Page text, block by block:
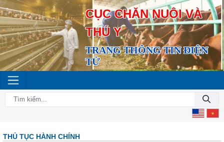
CỤC CHĂN NUÔI VÀ
THÚ Y
TRANG THÔNG TIN ĐIỆN
TỬ
THỦ TỤC HÀNH CHÍNH